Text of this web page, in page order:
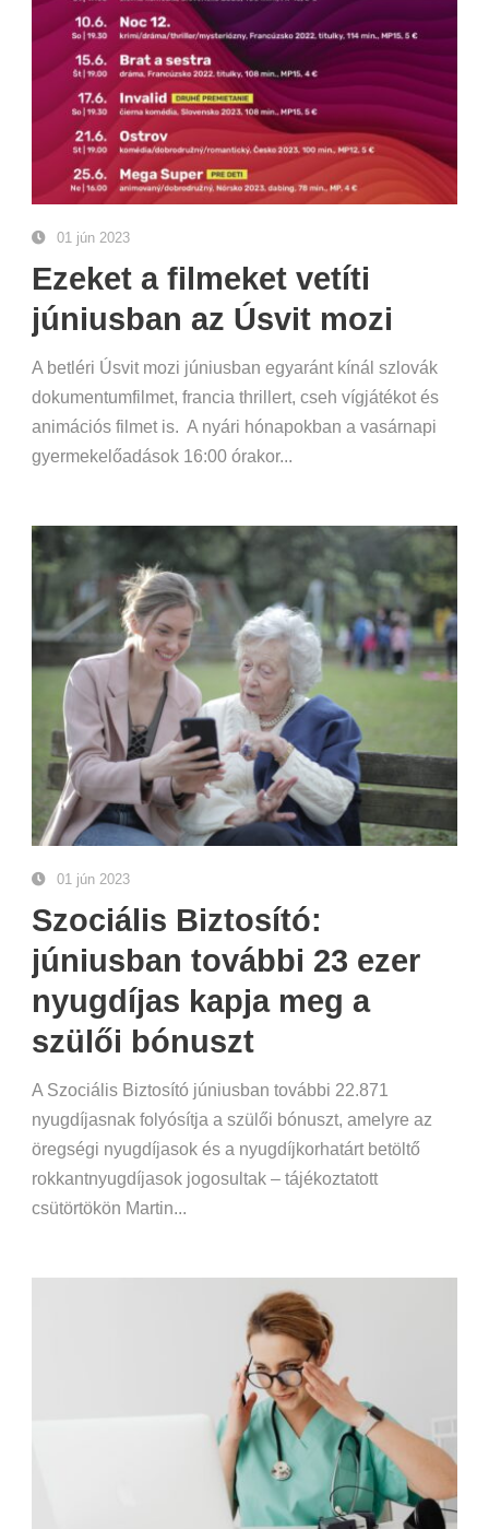
01 jún 2023
Ezeket a filmeket vetíti
júniusban az Úsvit mozi
A betléri Úsvit mozi júniusban egyaránt kínál szlovák
dokumentumfilmet, francia thrillert, cseh vígjátékot és
animációs filmet is. A nyári hónapokban a vasárnapi
gyermekelőadások 16:00 órakor...
01 jún 2023
Szociális Biztosító:
júniusban további 23 ezer
nyugdíjas kapja meg a
szülői bónuszt
A Szociális Biztosító júniusban további 22.871
nyugdíjasnak folyósítja a szülői bónuszt, amelyre az
öregségi nyugdíjasok és a nyugdíjkorhatárt betöltő
rokkantnyugdíjasok jogosultak – tájékoztatott
csütörtökön Martin...